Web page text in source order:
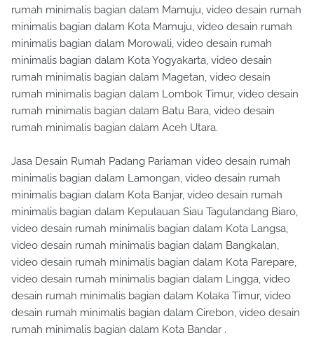
rumah minimalis bagian dalam Mamuju, video desain rumah
minimalis bagian dalam Kota Mamuju, video desain rumah
minimalis bagian dalam Morowali, video desain rumah
minimalis bagian dalam Kota Yogyakarta, video desain
rumah minimalis bagian dalam Magetan, video desain
rumah minimalis bagian dalam Lombok Timur, video desain
rumah minimalis bagian dalam Batu Bara, video desain
rumah minimalis bagian dalam Aceh Utara.
Jasa Desain Rumah Padang Pariaman video desain rumah
minimalis bagian dalam Lamongan, video desain rumah
minimalis bagian dalam Kota Banjar, video desain rumah
minimalis bagian dalam Kepulauan Siau Tagulandang Biaro,
video desain rumah minimalis bagian dalam Kota Langsa,
video desain rumah minimalis bagian dalam Bangkalan,
video desain rumah minimalis bagian dalam Kota Parepare,
video desain rumah minimalis bagian dalam Lingga, video
desain rumah minimalis bagian dalam Kolaka Timur, video
desain rumah minimalis bagian dalam Cirebon, video desain
rumah minimalis bagian dalam Kota Bandar .